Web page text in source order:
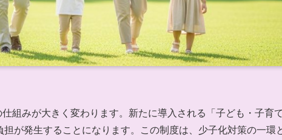
組みが大きく変わります。新たに導入される「子ども・子育
が発生することになります。この制度は、少子化対策の一環